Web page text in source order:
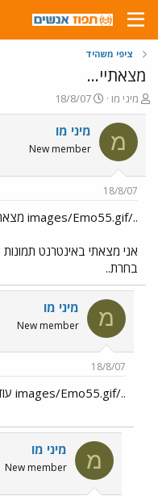
ציפי משהיד
מצאתיי...
פ
ו
ת
ח
ה
ש
מיני מו
פ
ו
ר
ם
ר
18/8/07
מ מיני מו
New member
18/8/07
../images/Emo55.gif מצאתיי...
אני מצאתי באינטרנט
בחרת..
מ מיני מו
New member
18/8/07
../images/Emo55.gif עוד אחת...
מ מיני מו
New member